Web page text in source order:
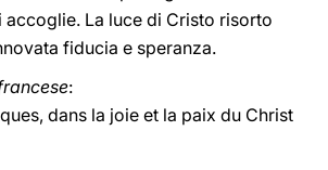
accoglie. La luce di Cristo risorto
fiducia e speranza.
:
dans la joie et la paix du Christ